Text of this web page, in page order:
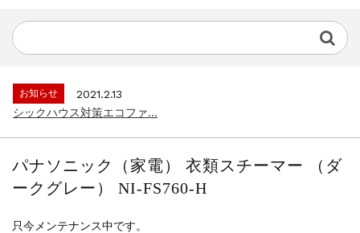
シックハウス対策エコファ...
お知らせ
2021.4.13
お知らせ
2021.2.13
シックハウス対策エコファ...
お知らせ
2021.2.13
シックハウス対策エコファ...
パナソニック（家電） 衣類スチーマー （ダ
ークグレー） NI-FS760-H
只今メンテナンス中です。